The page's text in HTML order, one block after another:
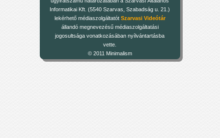
Informatikai Kft. (5540 Szarvas, Szabadság u. 21.)
lekérhető médiaszolgáltatót Szarvasi Videótár
állandó megnevezésű médiaszolgáltatási
jogosultsága vonatkozásában nyílvántartásba
vette.
© 2011 Minimalism